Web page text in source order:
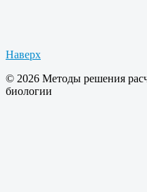
Наверх
© 2026 Методы решения
биологии